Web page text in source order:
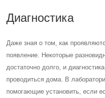
Диагностика
Даже зная о том, как
появление. Некоторые
достаточно долго, и
проводиться дома. В
помогающие установить, если